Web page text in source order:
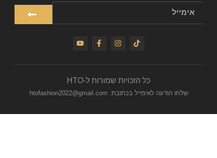
כל הזכויות שמורות ל-HTO
שלחו הודעה לאימייל בכתובת: htofashion2022@gmail.com